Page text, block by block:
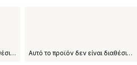
Αυτό το προϊόν δεν είναι διαθέσιμο στη χώρα παράδοσης που έχετε επιλέξει. Αυτό το προϊόν δεν είναι διαθέσιμο στη χώρα παράδοσης που έχετε επιλέξει.